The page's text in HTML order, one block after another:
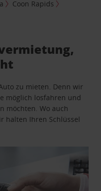
Coon Rapids
zu mieten. Denn wir
möglich losfahren und
möchten. Wo auch
halten Ihren Schlüssel